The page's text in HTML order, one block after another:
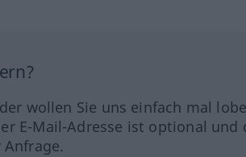
wollen Sie uns einfach mal
E-Mail-Adresse ist optional und